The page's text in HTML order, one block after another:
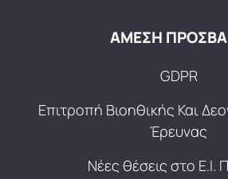
ΑΜΕΣΗ
GDPR
Επιτροπή Βιοηθικής Και
Έρευνας
Νέες θέσεις στο Ε.Ι.